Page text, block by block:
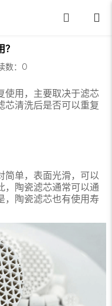
： 0
用，主要取决于滤芯
芯清洗后是否可以重复
单，表面光滑，可以
，陶瓷滤芯通常可以通
，陶瓷滤芯也有使用寿